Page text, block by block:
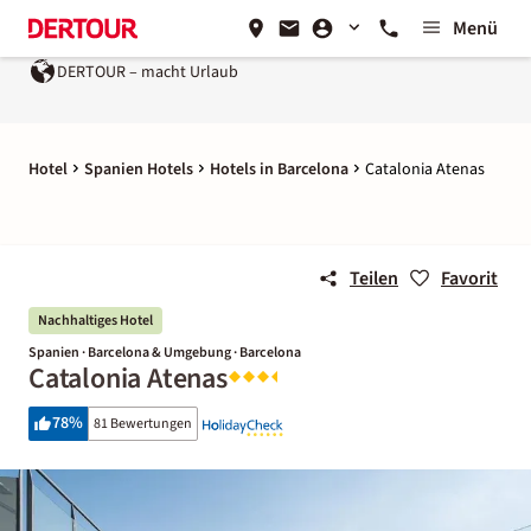
Menü
DERTOUR – macht Urlaub
Hotel Spanien Hotels Hotels in Barcelona Catalonia Atenas
Teilen Favorit
Nachhaltiges Hotel
Spanien · Barcelona & Umgebung · Barcelona
Catalonia Atenas
78% 81 Bewertungen